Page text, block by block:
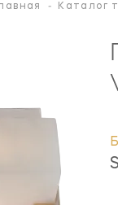
- Каталог